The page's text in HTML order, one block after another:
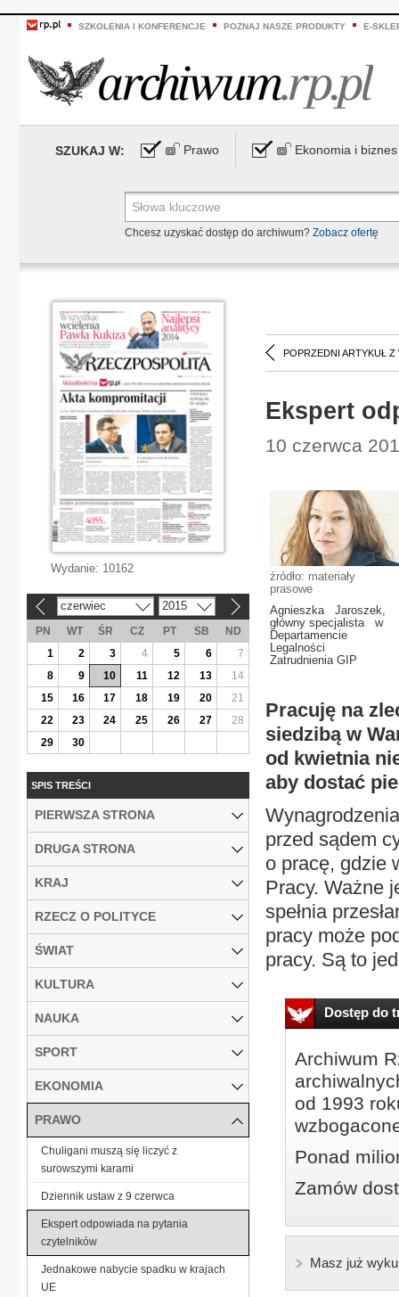
SZKOLENIA I KONFERENCJE POZNAJ NASZE PRODUKTY E-
SZUKAJ W: Prawo Ekonomia i biznes
Chcesz uzyskać dostęp do archiwum? Zobacz ofertę
POPRZEDNI ARTYKUŁ Z
Ekspert
10 czerwca
źródło: materiały
prasowe
Agnieszka Jaroszek,
główny specjalista w
Departamencie
Legalności
Zatrudnienia GIP
Pracuję na
siedzibą w
od kwietnia
aby dostać
przed sądem
o pracę, gdzie
Pracy. Ważne
spełnia
pracy może
pracy. Są to
Dostęp do
Archiwum
od 1993
Ponad
Zamów
Masz już
Wydanie: 10162
czerwiec 2015
PN WT ŚR CZ PT SB
ND
1
2 3 4 5 6
7
8
9 10 11 12 13
14
15
16 17 18 19 20
21
22
23 24 25 26 27
28
29
30
SPIS TREŚCI
PIERWSZA STRONA
DRUGA STRONA
KRAJ
RZECZ O POLITYCE
ŚWIAT
KULTURA
NAUKA
SPORT
EKONOMIA
PRAWO
Chuligani muszą się liczyć z
surowszymi karami
Dziennik ustaw z 9 czerwca
Ekspert odpowiada na pytania
czytelników
Jednakowe nabycie spadku w krajach
UE